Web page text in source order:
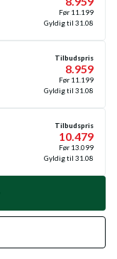
Før 11.199
Gyldig til 31.08
Tilbudspris
8.959
Før 11.199
Gyldig til 31.08
Tilbudspris
10.479
Før 13.099
Gyldig til 31.08